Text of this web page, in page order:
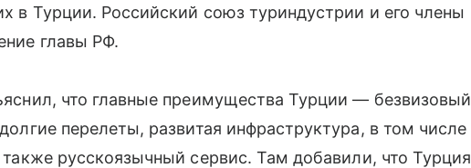
в Турции. Российский союз туриндустрии и его члены
главы РФ.
что главные преимущества Турции — безвизовый
перелеты, развитая инфраструктура, в том числе
русскоязычный сервис. Там добавили, что Турция